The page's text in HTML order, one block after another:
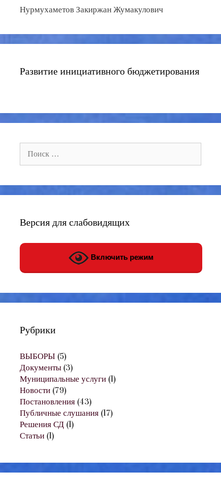
Нурмухаметов Закиржан Жумакулович
Развитие инициативного бюджетирования
Поиск:
Версия для слабовидящих
Включить режим
Рубрики
ВЫБОРЫ (5)
Документы (3)
Муниципальные услуги (1)
Новости (79)
Постановления (43)
Публичные слушания (17)
Решения СД (1)
Статьи (1)